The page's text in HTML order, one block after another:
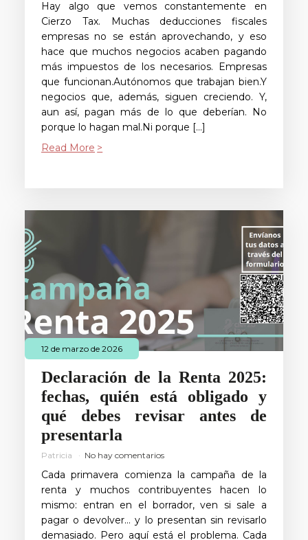
Hay algo que vemos constantemente en
Cierzo Tax. Muchas deducciones fiscales
empresas no se están aprovechando, y eso
hace que muchos negocios acaben pagando
más impuestos de los necesarios. Empresas
que funcionan.Autónomos que trabajan bien.Y
negocios que, además, siguen creciendo. Y,
aun así, pagan más de lo que deberían. No
porque lo hagan mal.Ni porque […]
Read More
12 de marzo de 2026
Declaración de la Renta 2025:
fechas, quién está obligado y
qué debes revisar antes de
presentarla
Patricia No hay comentarios
Cada primavera comienza la campaña de la
renta y muchos contribuyentes hacen lo
mismo: entran en el borrador, ven si sale a
pagar o devolver… y lo presentan sin revisarlo
demasiado. Pero aquí está el problema. Cada